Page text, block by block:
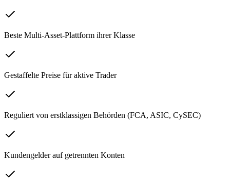
Beste Multi-Asset-Plattform ihrer Klasse
Gestaffelte Preise für aktive Trader
Reguliert von erstklassigen Behörden (FCA, ASIC, CySEC)
Kundengelder auf getrennten Konten